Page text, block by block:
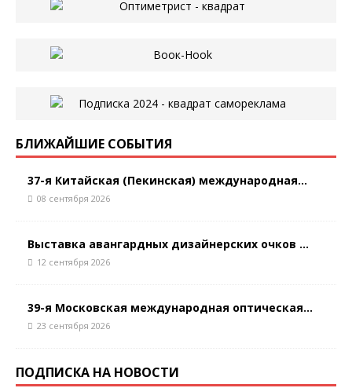
БЛИЖАЙШИЕ СОБЫТИЯ
37-я Китайская (Пекинская) международная...
08 сентября 2026
Выставка авангардных дизайнерских очков ...
12 сентября 2026
39-я Московская международная оптическая...
23 сентября 2026
ПОДПИСКА НА НОВОСТИ